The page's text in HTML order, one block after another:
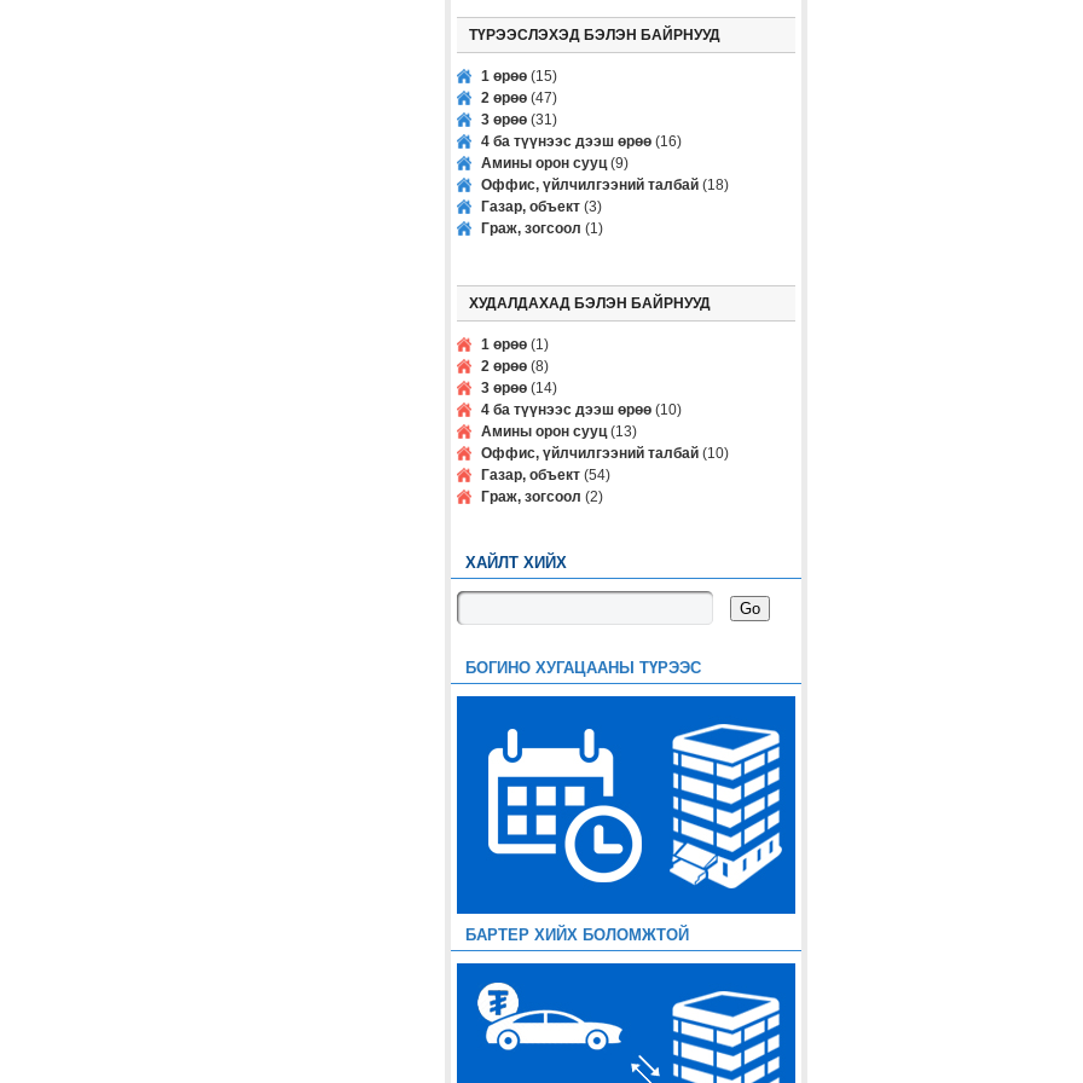
ТҮРЭЭСЛЭХЭД БЭЛЭН БАЙРНУУД
1 өрөө(15)
2 өрөө(47)
3 өрөө(31)
4 ба түүнээс дээш өрөө(16)
Амины орон сууц(9)
Оффис, үйлчилгээний талбай(18)
Газар, объект(3)
Граж, зогсоол (1)
ХУДАЛДАХАД БЭЛЭН БАЙРНУУД
1 өрөө(1)
2 өрөө(8)
3 өрөө(14)
4 ба түүнээс дээш өрөө(10)
Амины орон сууц(13)
Оффис, үйлчилгээний талбай(10)
Газар, объект(54)
Граж, зогсоол (2)
ХАЙЛТ ХИЙХ
БОГИНО ХУГАЦААНЫ ТҮРЭЭС
БАРТЕР ХИЙХ БОЛОМЖТОЙ